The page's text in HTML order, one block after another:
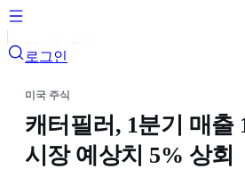
로그인
미국 주식
캐터필러, 1분기 매출
시장 예상치 5% 상회